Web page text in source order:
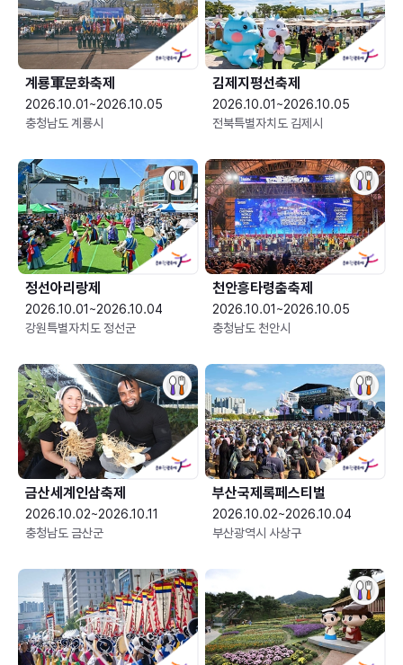
2026.10.01~2026.10.05
충청남도 계룡시
김제지평선축제
2026.10.01~2026.10.05
전북특별자치도 김제시
정선아리랑제
2026.10.01~2026.10.04
강원특별자치도 정선군
천안흥타령춤축제
2026.10.01~2026.10.05
충청남도 천안시
금산세계인삼축제
2026.10.02~2026.10.11
충청남도 금산군
부산국제록페스티벌
2026.10.02~2026.10.04
부산광역시 사상구